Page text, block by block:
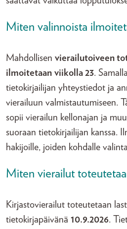
Miten valinnoista
Mahdollisen vierailutoiveen
ilmoitetaan viikolla 23.
tietokirjailijan yhteystiedot ja
vierailuun valmistautumiseen.
sopii vierailun kellonajan ja
suoraan tietokirjailijan kanssa.
hakijoille, joiden kohdalle
Miten vierailut
Kirjastovierailut toteutetaan
tietokirjapäivänä 10.9.2026.